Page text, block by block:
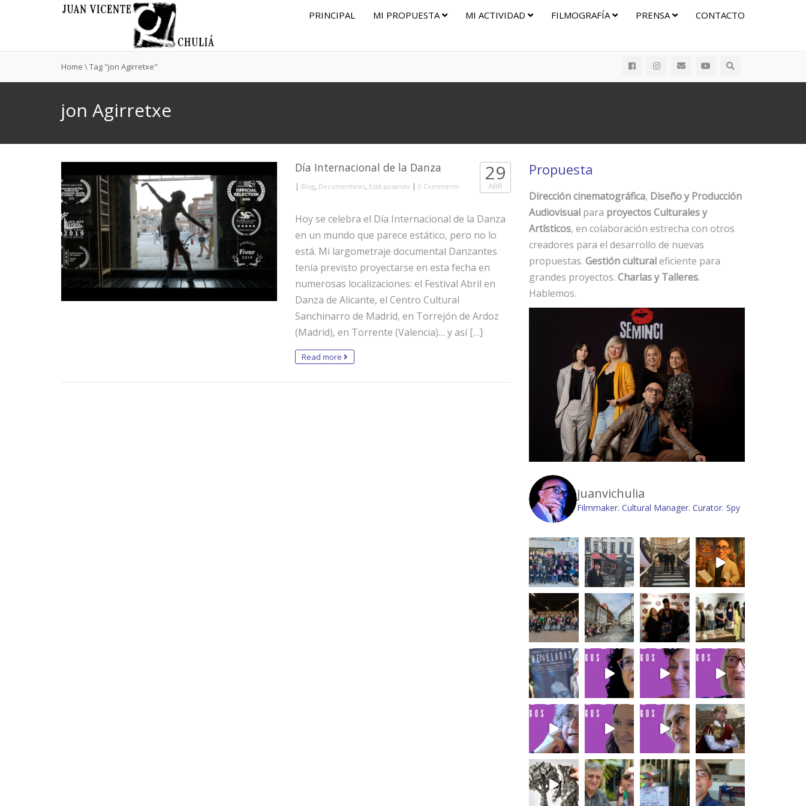
PRINCIPAL MI PROPUESTA MI ACTIVIDAD FILMOGRAFÍA PRENSA CONTACTO
Home \Tag "jon Agirretxe"
jon Agirretxe
Día Internacional de la Danza
| Blog, Documentales, Está pasando | 0 Comments
29
ABR
Hoy se celebra el Día Internacional de la Danza
en un mundo que parece estático, pero no lo
está. Mi largometraje documental Danzantes
tenía previsto proyectarse en esta fecha en
numerosas localizaciones: el Festival Abril en
Danza de Alicante, el Centro Cultural
Sanchinarro de Madrid, en Torrejón de Ardoz
(Madrid), en Torrente (Valencia)… y así […]
Read more
Propuesta
Dirección cinematográfica, Diseño y Producción
Audiovisual para proyectos Culturales y
Artísticos, en colaboración estrecha con otros
creadores para el desarrollo de nuevas
propuestas. Gestión culturaleficiente para
grandes proyectos. Charlas y Talleres.
Hablemos.
juanvichulia
Filmmaker. Cultural Manager. Curator. Spy